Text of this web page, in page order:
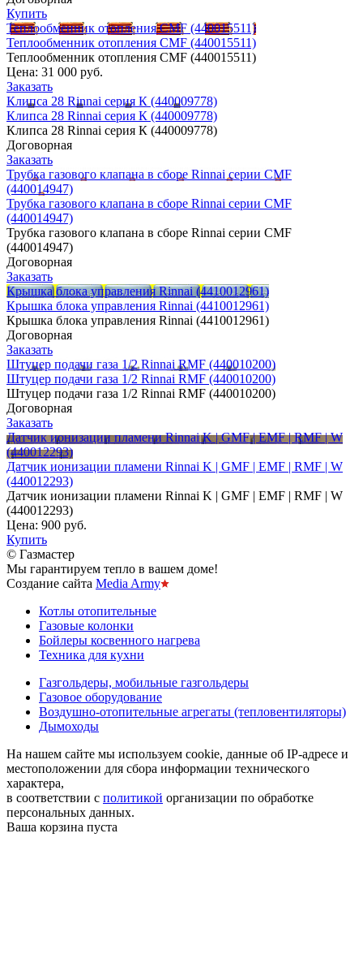
Купить
Теплообменник отопления CMF (440015511)
Теплообменник отопления CMF (440015511)
Теплообменник отопления CMF (440015511)
Цена: 31 000 руб.
Заказать
Клипса 28 Rinnai серия К (440009778)
Клипса 28 Rinnai серия К (440009778)
Клипса 28 Rinnai серия К (440009778)
Договорная
Заказать
Трубка газового клапана в сборе Rinnai серии CMF
(440014947)
Трубка газового клапана в сборе Rinnai серии CMF
(440014947)
Трубка газового клапана в сборе Rinnai серии CMF
(440014947)
Договорная
Заказать
Крышка блока управления Rinnai (4410012961)
Крышка блока управления Rinnai (4410012961)
Крышка блока управления Rinnai (4410012961)
Договорная
Заказать
Штуцер подачи газа 1/2 Rinnai RMF (440010200)
Штуцер подачи газа 1/2 Rinnai RMF (440010200)
Штуцер подачи газа 1/2 Rinnai RMF (440010200)
Договорная
Заказать
Датчик ионизации пламени Rinnai K | GMF | EMF | RMF | W
(440012293)
Датчик ионизации пламени Rinnai K | GMF | EMF | RMF | W
(440012293)
Датчик ионизации пламени Rinnai K | GMF | EMF | RMF | W
(440012293)
Цена: 900 руб.
Купить
© Газмастер
Мы гарантируем тепло в вашем доме!
Создание сайта Media Army
Котлы отопительные
Газовые колонки
Бойлеры косвенного нагрева
Техника для кухни
Газгольдеры, мобильные газгольдеры
Газовое оборудование
Воздушно-отопительные агрегаты (тепловентиляторы)
Дымоходы
На нашем сайте мы используем cookie, данные об IP-адресе и
местоположении для сбора информации технического
характера,
в соответствии с политикой организации по обработке
персональных данных.
Ваша корзина пуста